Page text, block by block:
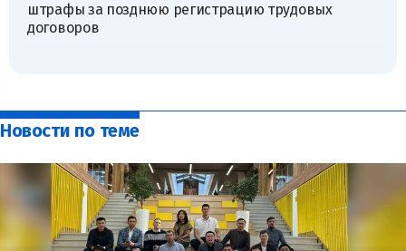
штрафы за позднюю регистрацию трудовых
договоров
Новости по теме